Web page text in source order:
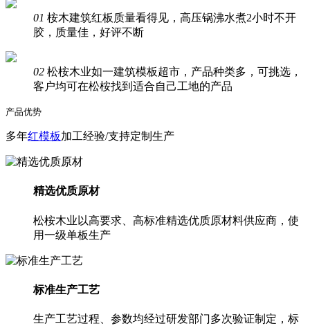
01 桉木建筑红板质量看得见，高压锅沸水煮2小时不开
胶，质量佳，好评不断
02 松桉木业如一建筑模板超市，产品种类多，可挑选，
客户均可在松桉找到适合自己工地的产品
产品优势
多年红模板加工经验/支持定制生产
精选优质原材
松桉木业以高要求、高标准精选优质原材料供应商，使
用一级单板生产
标准生产工艺
生产工艺过程、参数均经过研发部门多次验证制定，标